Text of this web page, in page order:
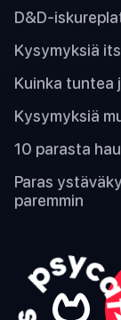
D&D-
Kysymyksiä
Kuinka tuntea
Kysymyksiä
10 parasta
Paras
paremmin